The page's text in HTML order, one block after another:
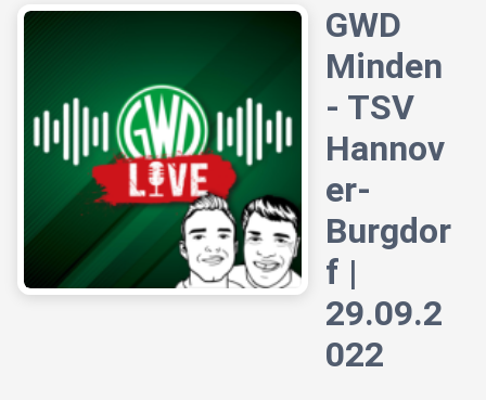
GWD
Minden
- TSV
Hannov
er-
Burgdor
f |
29.09.2
022